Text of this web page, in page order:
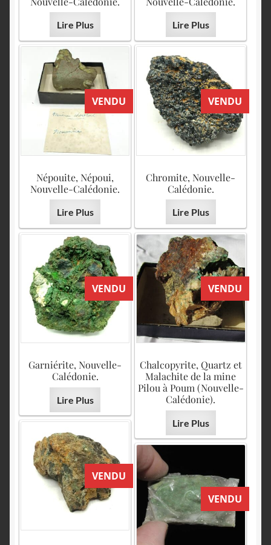
Lire Plus
Lire Plus
VENDU
Népouite, Népoui,
Nouvelle-Calédonie.
Lire Plus
VENDU
Chromite, Nouvelle-
Calédonie.
Lire Plus
VENDU
Garniérite, Nouvelle-
Calédonie.
Lire Plus
VENDU
Chalcopyrite, Quartz et
Malachite de la mine
Pilou à Poum (Nouvelle-
Calédonie).
Lire Plus
VENDU
VENDU